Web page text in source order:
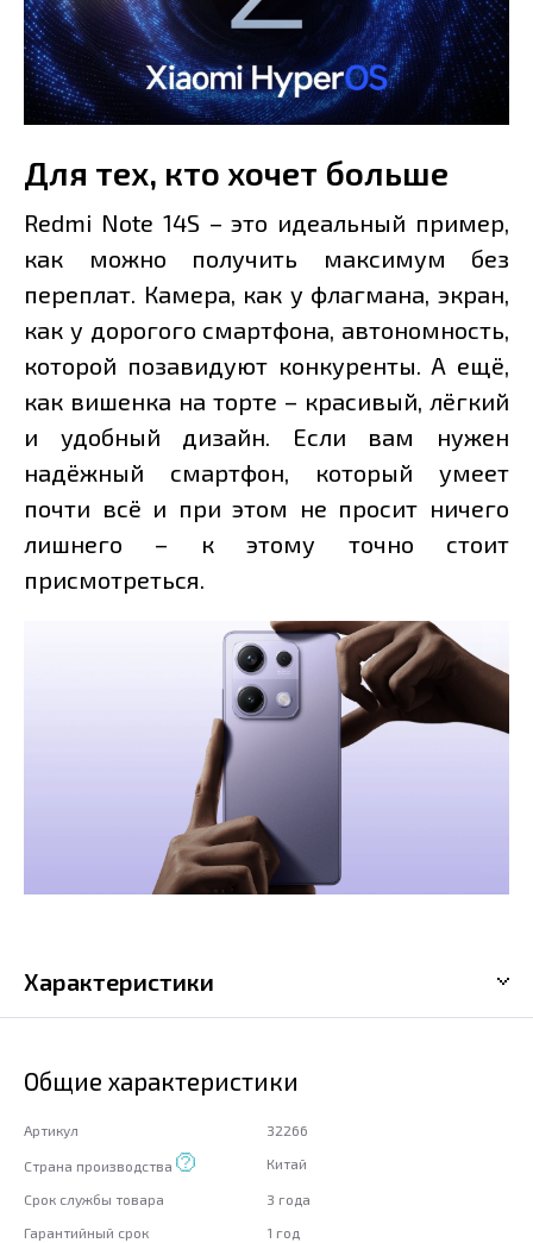
Для тех, кто хочет больше
Redmi Note 14S – это идеальный пример,
как можно получить максимум без
переплат. Камера, как у флагмана, экран,
как у дорогого смартфона, автономность,
которой позавидуют конкуренты. А ещё,
как вишенка на торте – красивый, лёгкий
и удобный дизайн. Если вам нужен
надёжный смартфон, который умеет
почти всё и при этом не просит ничего
лишнего – к этому точно стоит
присмотреться.
Характеристики
Общие характеристики
Артикул 32266
Страна производства Китай
Срок службы товара
3 года
Гарантийный срок
1 год